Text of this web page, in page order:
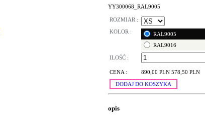
YY300068_RAL9005
ROZMIAR :
KOLOR :
RAL9005
RAL9016
ILOŚĆ :
CENA : 890,00 PLN 578,50 PLN
DODAJ DO KOSZYKA
opis